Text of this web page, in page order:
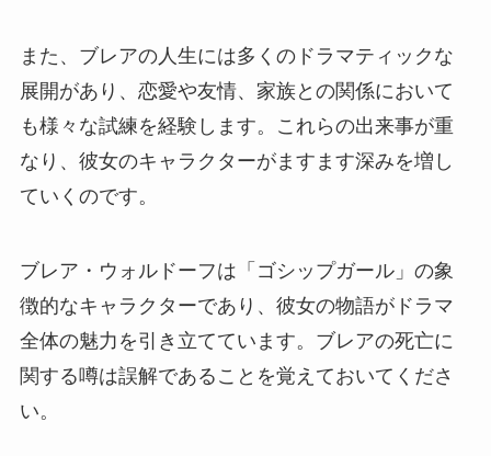
また、ブレアの人生には多くのドラマティックな
展開があり、恋愛や友情、家族との関係において
も様々な試練を経験します。これらの出来事が重
なり、彼女のキャラクターがますます深みを増し
ていくのです。
ブレア・ウォルドーフは「ゴシップガール」の象
徴的なキャラクターであり、彼女の物語がドラマ
全体の魅力を引き立てています。ブレアの死亡に
関する噂は誤解であることを覚えておいてくださ
い。